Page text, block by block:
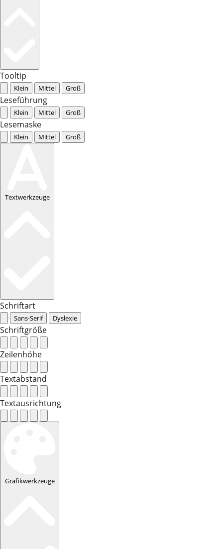
Tooltip
Klein Mittel Groß
Leseführung
Klein Mittel Groß
Lesemaske
Klein Mittel Groß
Textwerkzeuge
Schriftart
Sans-Serif Dyslexie
Schriftgröße
Zeilenhöhe
Textabstand
Textausrichtung
Grafikwerkzeuge